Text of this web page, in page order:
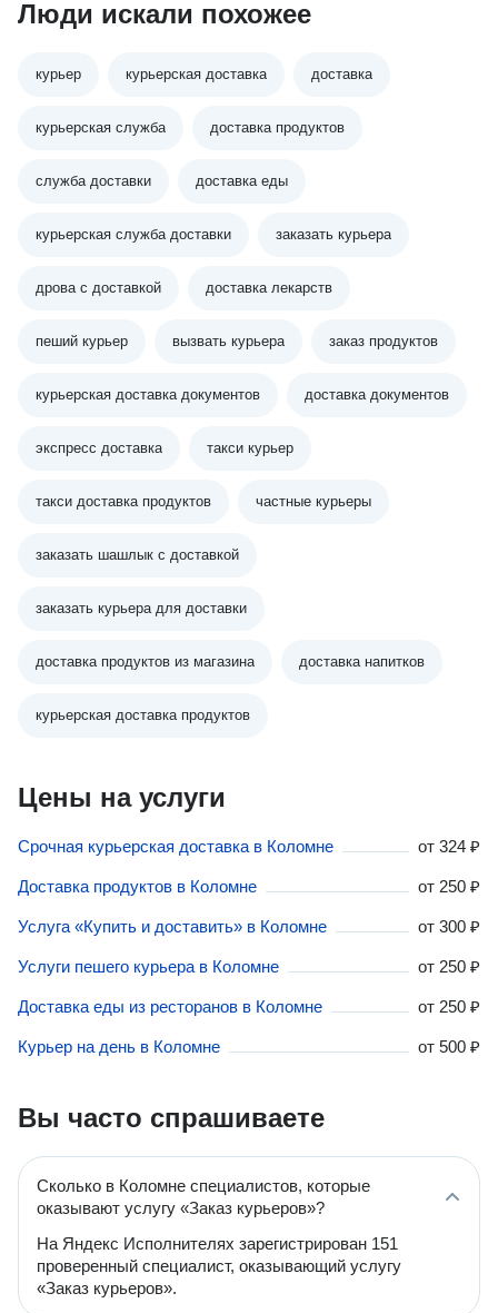
Люди искали похожее
курьер курьерская доставка доставка
курьерская служба доставка продуктов
служба доставки доставка еды
курьерская служба доставки заказать курьера
дрова с доставкой доставка лекарств
пеший курьер вызвать курьера заказ продуктов
курьерская доставка документов доставка документов
экспресс доставка такси курьер
такси доставка продуктов частные курьеры
заказать шашлык с доставкой
заказать курьера для доставки
доставка продуктов из магазина доставка напитков
курьерская доставка продуктов
Цены на услуги
Срочная курьерская доставка в Коломне от 324 ₽
Доставка продуктов в Коломне от 250 ₽
Услуга «Купить и доставить» в Коломне от 300 ₽
Услуги пешего курьера в Коломне от 250 ₽
Доставка еды из ресторанов в Коломне от 250 ₽
Курьер на день в Коломне от 500 ₽
Вы часто спрашиваете
Сколько в Коломне специалистов, которые
оказывают услугу «Заказ курьеров»?
На Яндекс Исполнителях зарегистрирован 151
проверенный специалист, оказывающий услугу
«Заказ курьеров».